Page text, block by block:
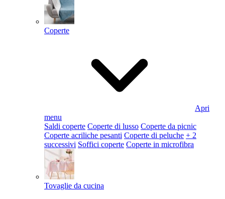
Coperte
Apri
menu
Saldi coperte Coperte di lusso Coperte da picnic
Coperte acriliche pesanti Coperte di peluche + 2
successivi Soffici coperte Coperte in microfibra
Tovaglie da cucina